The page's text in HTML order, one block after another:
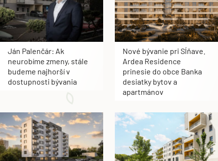
Ján Palenčár: Ak
neurobíme zmeny, stále
budeme najhorší v
dostupnosti bývania
Nové bývanie pri Sĺňave.
Ardea Residence
prinesie do obce Banka
desiatky bytov a
apartmánov